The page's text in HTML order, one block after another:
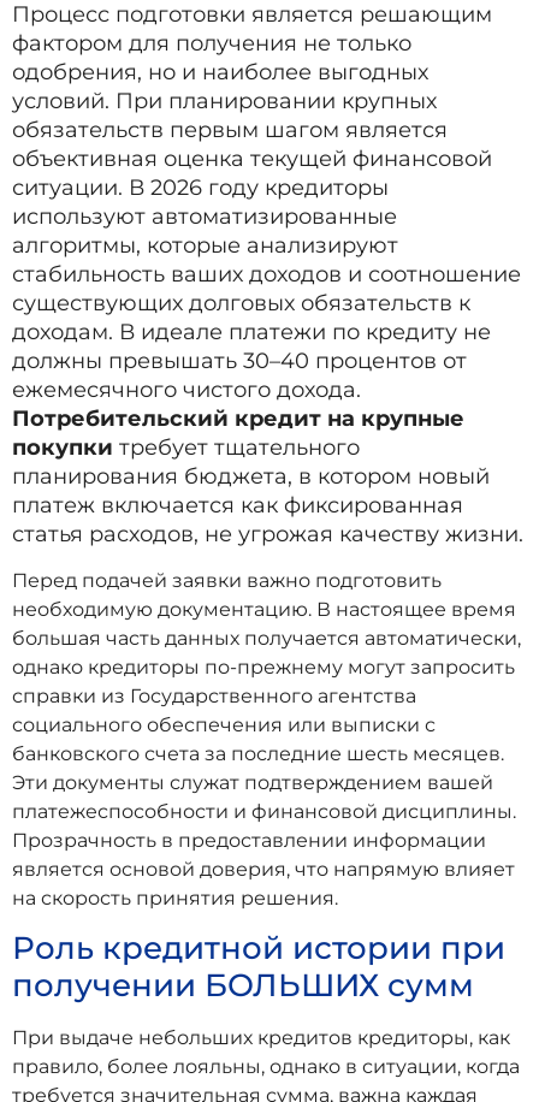
Процесс подготовки является решающим
фактором для получения не только
одобрения, но и наиболее выгодных
условий. При планировании крупных
обязательств первым шагом является
объективная оценка текущей финансовой
ситуации. В 2026 году кредиторы
используют автоматизированные
алгоритмы, которые анализируют
стабильность ваших доходов и соотношение
существующих долговых обязательств к
доходам. В идеале платежи по кредиту не
должны превышать 30–40 процентов от
ежемесячного чистого дохода.
Потребительский кредит на крупные
покупки требует тщательного
планирования бюджета, в котором новый
платеж включается как фиксированная
статья расходов, не угрожая качеству жизни.
Перед подачей заявки важно подготовить
необходимую документацию. В настоящее время
большая часть данных получается автоматически,
однако кредиторы по-прежнему могут запросить
справки из Государственного агентства
социального обеспечения или выписки с
банковского счета за последние шесть месяцев.
Эти документы служат подтверждением вашей
платежеспособности и финансовой дисциплины.
Прозрачность в предоставлении информации
является основой доверия, что напрямую влияет
на скорость принятия решения.
Роль кредитной истории при
получении БОЛЬШИХ сумм
При выдаче небольших кредитов кредиторы, как
правило, более лояльны, однако в ситуации, когда
требуется значительная сумма, важна каждая